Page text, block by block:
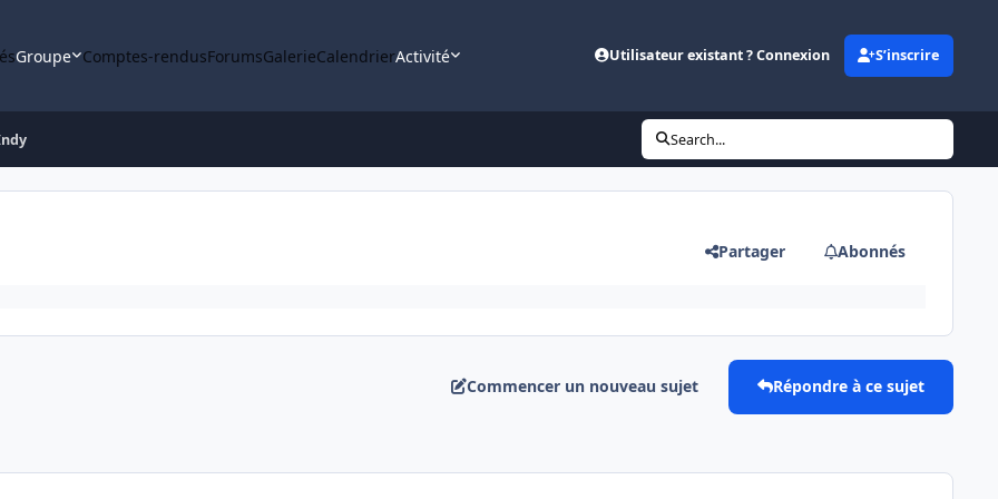
Groupe Comptes-rendusForumsGalerieCalendrierActivité Utilisateur existant ? Connexion S’inscrire
Search...
Partager Abonnés
Commencer un nouveau sujet Répondre à ce sujet